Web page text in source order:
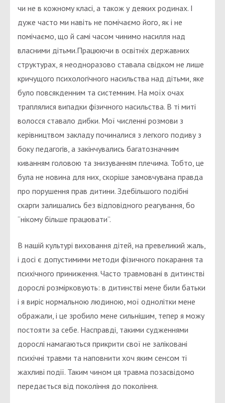
чи не в кожному класі, а також у деяких родинах. І
дуже часто ми навіть не помічаємо його, як і не
помічаємо, що й самі часом чинимо насилля над
власними дітьми.Працюючи в освітніх державних
структурах, я неодноразово ставала свідком не лише
кричущого психологічного насильства над дітьми, яке
було повсякденним та системним. На моїх очах
траплялися випадки фізичного насильства. В ті миті
волосся ставало дибки. Мої численні розмови з
керівництвом закладу починалися з легкого подиву з
боку педагогів, а закінчувались багатозначним
киванням головою та знизуванням плечима. Тобто, це
була не новина для них, скоріше замовчувана правда
про порушення прав дитини. Здебільшого подібні
скарги залишались без відповідного реагування, бо
“нікому більше працювати”.
В нашій культурі виховання дітей, на превеликий жаль,
і досі є допустимими методи фізичного покарання та
психічного приниження. Часто травмовані в дитинстві
дорослі розмірковують: в дитинстві мене били батьки
і я виріс нормальною людиною, мої однолітки мене
ображали, і це зробило мене сильнішим, тепер я можу
постояти за себе. Насправді, такими судженнями
дорослі намагаються прикрити свої не заліковані
психічні травми та наповнити хоч яким сенсом ті
жахливі події. Таким чином ця травма позасвідомо
передається від покоління до покоління.